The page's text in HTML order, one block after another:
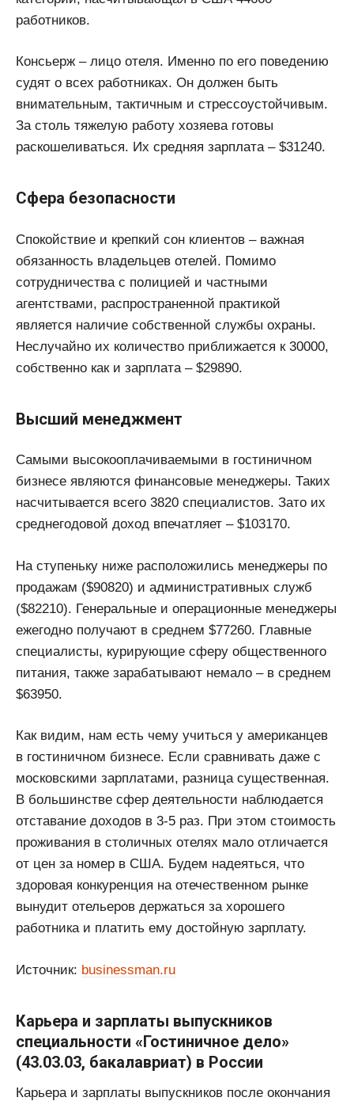
работников.
Консьерж – лицо отеля. Именно по его поведению
судят о всех работниках. Он должен быть
внимательным, тактичным и стрессоустойчивым.
За столь тяжелую работу хозяева готовы
раскошеливаться. Их средняя зарплата – $31240.
Сфера безопасности
Спокойствие и крепкий сон клиентов – важная
обязанность владельцев отелей. Помимо
сотрудничества с полицией и частными
агентствами, распространенной практикой
является наличие собственной службы охраны.
Неслучайно их количество приближается к 30000,
собственно как и зарплата – $29890.
Высший менеджмент
Самыми высокооплачиваемыми в гостиничном
бизнесе являются финансовые менеджеры. Таких
насчитывается всего 3820 специалистов. Зато их
среднегодовой доход впечатляет – $103170.
На ступеньку ниже расположились менеджеры по
продажам ($90820) и административных служб
($82210). Генеральные и операционные менеджеры
ежегодно получают в среднем $77260. Главные
специалисты, курирующие сферу общественного
питания, также зарабатывают немало – в среднем
$63950.
Как видим, нам есть чему учиться у американцев
в гостиничном бизнесе. Если сравнивать даже с
московскими зарплатами, разница существенная.
В большинстве сфер деятельности наблюдается
отставание доходов в 3-5 раз. При этом стоимость
проживания в столичных отелях мало отличается
от цен за номер в США. Будем надеяться, что
здоровая конкуренция на отечественном рынке
вынудит отельеров держаться за хорошего
работника и платить ему достойную зарплату.
Источник: businessman.ru
Карьера и зарплаты выпускников
специальности «Гостиничное дело»
(43.03.03, бакалавриат) в России
Карьера и зарплаты выпускников после окончания